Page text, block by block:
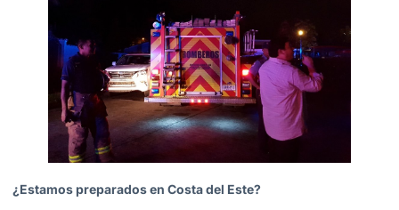
¿Estamos preparados en Costa del Este?